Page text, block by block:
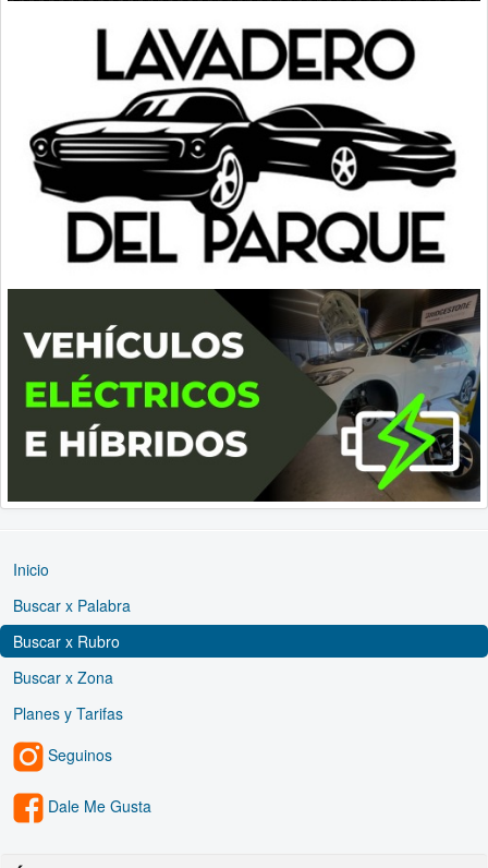
Inicio
Buscar x Palabra
Buscar x Rubro
Buscar x Zona
Planes y Tarifas
Seguinos
Dale Me Gusta